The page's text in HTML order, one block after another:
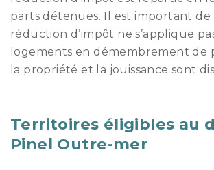
parts détenues. Il est important
réduction d’impôt ne s’applique
logements en démembrement de
la propriété et la jouissance sont
Territoires éligibles au
Pinel Outre-mer